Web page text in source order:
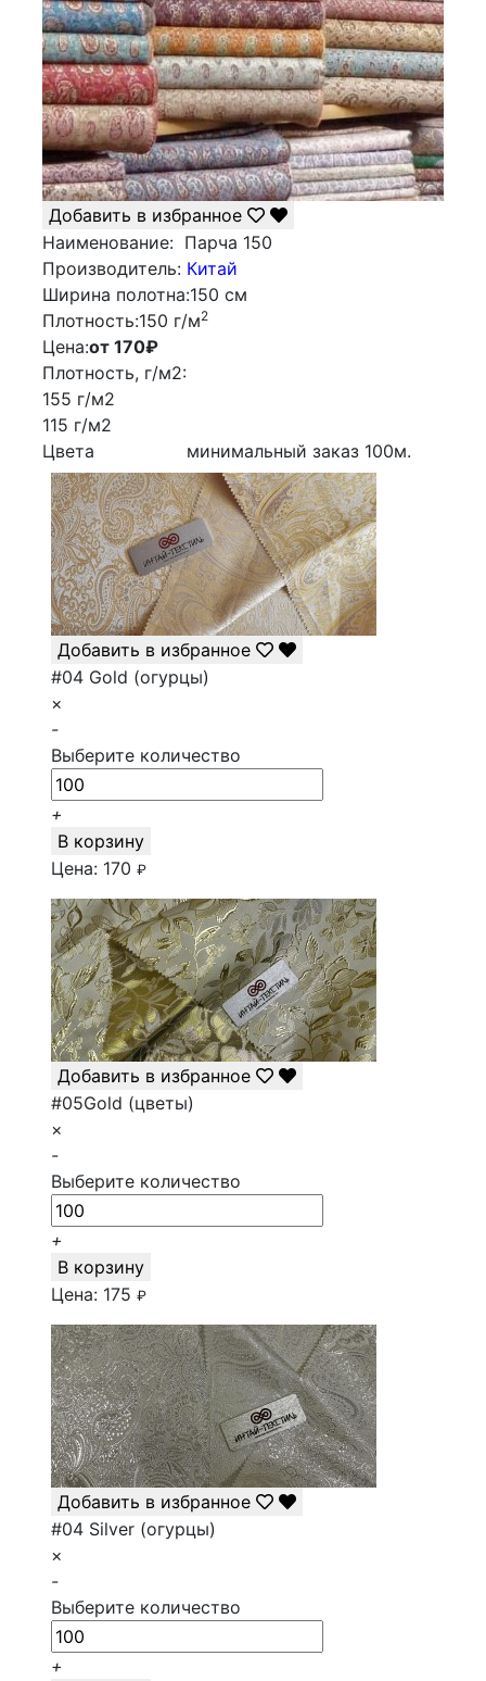
Добавить в избранное
Наименование: Парча 150
Производитель: Китай
Ширина полотна:150 см
Плотность:150 г/м2
Цена:от 170₽
Плотность, г/м2:
155 г/м2
115 г/м2
Цвета
минимальный заказ 100м.
Добавить в избранное
#04 Gold (огурцы)
×
-
Выберите количество
+
В корзину
Цена: 170 ₽
Добавить в избранное
#05Gold (цветы)
×
-
Выберите количество
+
В корзину
Цена: 175 ₽
Добавить в избранное
#04 Silver (огурцы)
×
-
Выберите количество
+